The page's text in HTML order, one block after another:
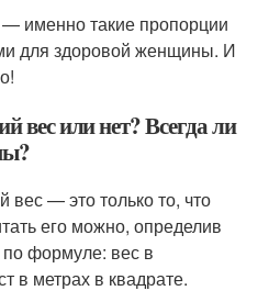
именно такие пропорции
для здоровой женщины. И
вес или нет? Всегда ли
вес — это только то, что
его можно, определив
формуле: вес в
в метрах в квадрате.